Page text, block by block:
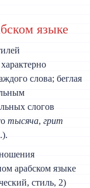
языке
слова; беглая
слогов
тысяча,грит
арабском языке
стиль, 2)